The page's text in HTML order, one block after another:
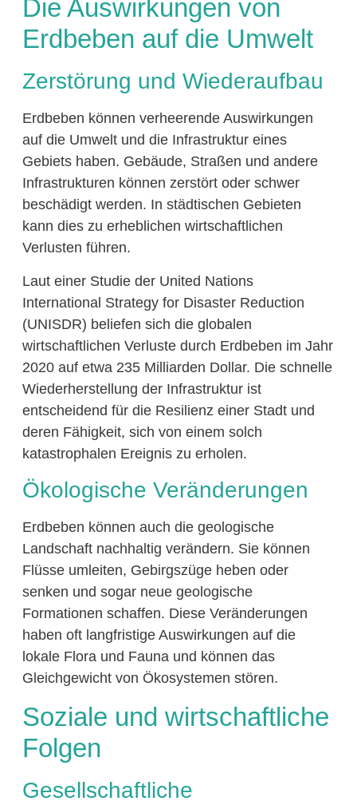
Die Auswirkungen von
Erdbeben auf die Umwelt
Zerstörung und Wiederaufbau
Erdbeben können verheerende Auswirkungen
auf die Umwelt und die Infrastruktur eines
Gebiets haben. Gebäude, Straßen und andere
Infrastrukturen können zerstört oder schwer
beschädigt werden. In städtischen Gebieten
kann dies zu erheblichen wirtschaftlichen
Verlusten führen.
Laut einer Studie der United Nations
International Strategy for Disaster Reduction
(UNISDR) beliefen sich die globalen
wirtschaftlichen Verluste durch Erdbeben im Jahr
2020 auf etwa 235 Milliarden Dollar. Die schnelle
Wiederherstellung der Infrastruktur ist
entscheidend für die Resilienz einer Stadt und
deren Fähigkeit, sich von einem solch
katastrophalen Ereignis zu erholen.
Ökologische Veränderungen
Erdbeben können auch die geologische
Landschaft nachhaltig verändern. Sie können
Flüsse umleiten, Gebirgszüge heben oder
senken und sogar neue geologische
Formationen schaffen. Diese Veränderungen
haben oft langfristige Auswirkungen auf die
lokale Flora und Fauna und können das
Gleichgewicht von Ökosystemen stören.
Soziale und wirtschaftliche
Folgen
Gesellschaftliche